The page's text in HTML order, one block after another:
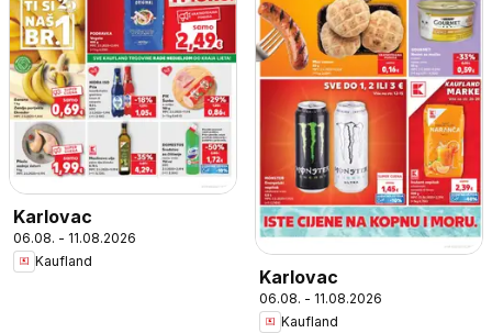
Karlovac
06.08. - 11.08.2026
Kaufland
Karlovac
06.08. - 11.08.2026
Kaufland